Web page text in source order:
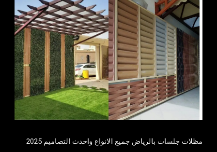
مظلات جلسات بالرياض جميع الانواع واحدث التصاميم 2025